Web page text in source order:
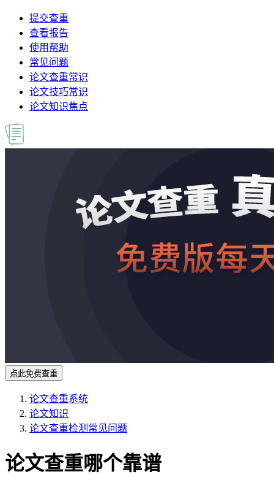
提交查重
查看报告
使用帮助
常见问题
论文查重常识
论文技巧常识
论文知识焦点
点此免费查重
论文查重系统
论文知识
论文查重检测常见问题
论文查重哪个靠谱